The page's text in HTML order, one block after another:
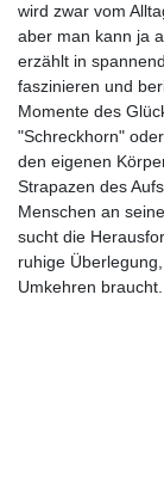
wird zwar vom
aber man kann ja
erzählt in
faszinieren und
Momente des
"Schreckhorn"
den eigenen
Strapazen des
Menschen an
sucht die
ruhige
Umkehren braucht.